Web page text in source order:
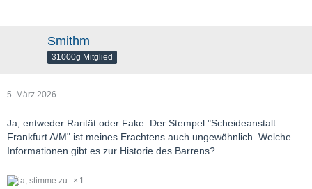
Smithm
31000g Mitglied
5. März 2026
Ja, entweder Rarität oder Fake. Der Stempel "Scheideanstalt
Frankfurt A/M" ist meines Erachtens auch ungewöhnlich. Welche
Informationen gibt es zur Historie des Barrens?
1